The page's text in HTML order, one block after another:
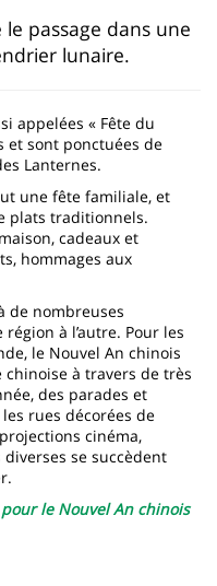
passage dans une
lunaire.
appelées « Fête du
et sont ponctuées de
Lanternes.
une fête familiale, et
plats traditionnels.
cadeaux et
hommages aux
de nombreuses
à l’autre. Pour les
le Nouvel An chinois
chinoise à travers de très
des parades et
rues décorées de
cinéma,
se succèdent
le Nouvel An chinois